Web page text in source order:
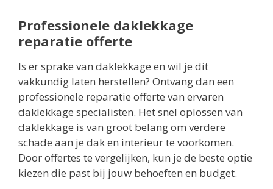
Professionele daklekkage
reparatie offerte
Is er sprake van daklekkage en wil je dit
vakkundig laten herstellen? Ontvang dan een
professionele reparatie offerte van ervaren
daklekkage specialisten. Het snel oplossen van
daklekkage is van groot belang om verdere
schade aan je dak en interieur te voorkomen.
Door offertes te vergelijken, kun je de beste optie
kiezen die past bij jouw behoeften en budget.